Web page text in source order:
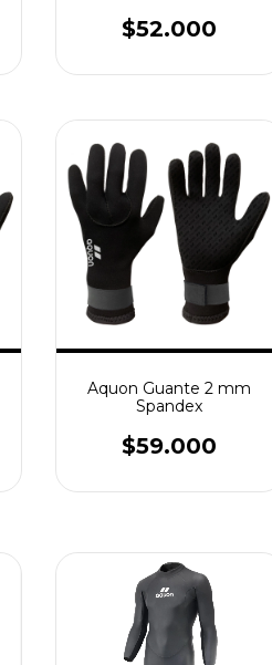
$52.000
Aquon Guante 2 mm
Spandex
$59.000